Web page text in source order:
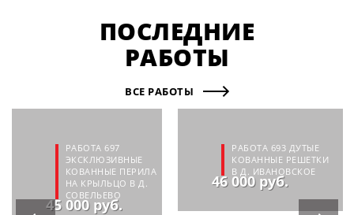
ПОСЛЕДНИЕ
РАБОТЫ
ВСЕ РАБОТЫ
РАБОТА 697
ЭКСКЛЮЗИВНЫЕ
КОВАННЫЕ ПЕРИЛА
НА КРЫЛЬЦО В Д.
СОВЕЛЬЕВО
45 000 руб.
РАБОТА 693 ДУТЫЕ
КОВАННЫЕ РЕШЕТКИ
В Д. ИВАНОВСКОЕ
46 000 руб.